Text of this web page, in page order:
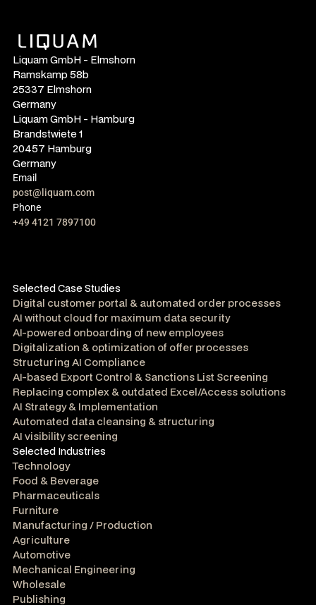
Liquam GmbH - Elmshorn
Ramskamp 58b
25337 Elmshorn
Germany
Liquam GmbH - Hamburg
Brandstwiete 1
20457 Hamburg
Germany
Email
post@liquam.com
Phone
+49 4121 7897100
Selected Case Studies
Digital customer portal & automated order processes
AI without cloud for maximum data security
AI-powered onboarding of new employees
Digitalization & optimization of offer processes
Structuring AI Compliance
AI-based Export Control & Sanctions List Screening
Replacing complex & outdated Excel/Access solutions
AI Strategy & Implementation
Automated data cleansing & structuring
AI visibility screening
Selected Industries
Technology
Food & Beverage
Pharmaceuticals
Furniture
Manufacturing / Production
Agriculture
Automotive
Mechanical Engineering
Wholesale
Publishing